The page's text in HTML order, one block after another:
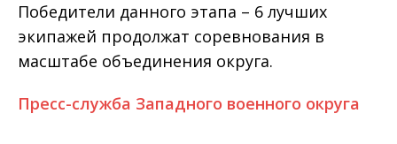
Победители данного этапа – 6 лучших
экипажей продолжат соревнования в
масштабе объединения округа.
Пресс-служба Западного военного округа